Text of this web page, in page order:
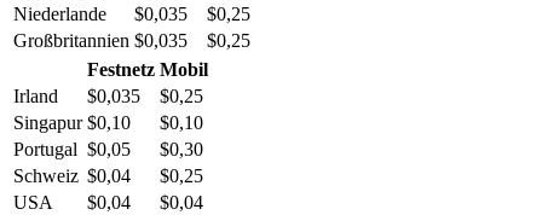
Niederlande
$0,035
$0,25
Großbritannien $0,035
$0,25
Festnetz Mobil
Irland
$0,035
$0,25
Singapur $0,10
$0,10
Portugal $0,05
$0,30
Schweiz $0,04
$0,25
USA
$0,04 $0,04